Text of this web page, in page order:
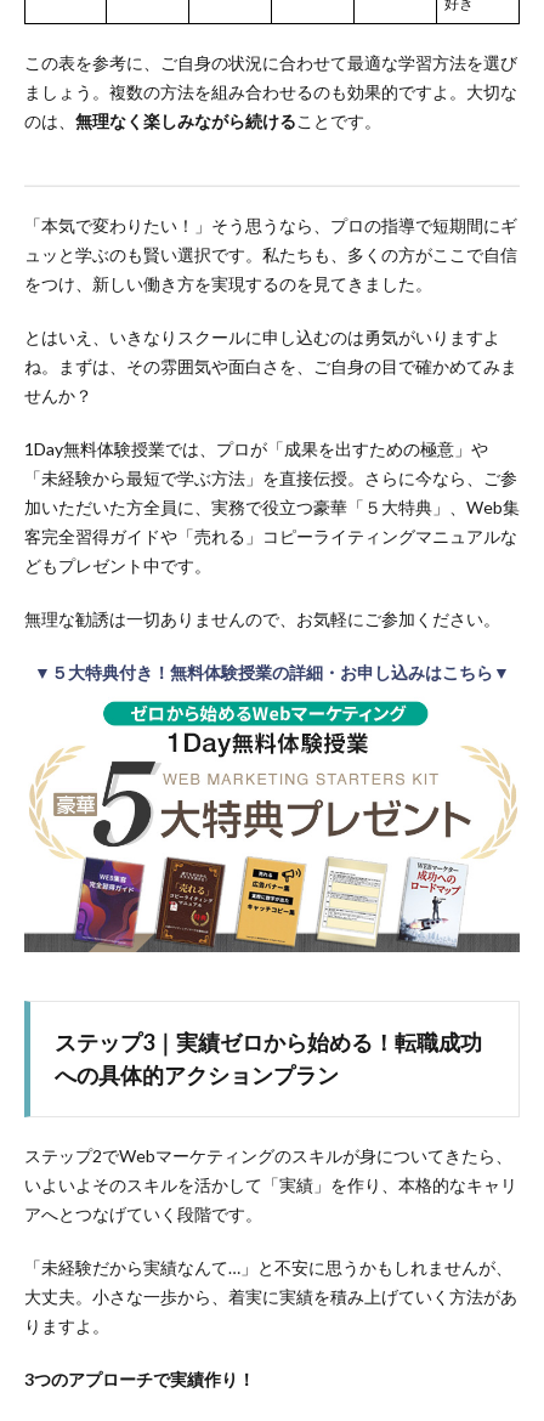
この表を参考に、ご自身の状況に合わせて最適な学習方法を選び
ましょう。複数の方法を組み合わせるのも効果的ですよ。大切な
のは、 無理なく楽しみながら続けることです。
「本気で変わりたい！」そう思うなら、プロの指導で短期間にギ
ュッと学ぶのも賢い選択です。私たちも、多くの方がここで自信
をつけ、新しい働き方を実現するのを見てきました。
とはいえ、いきなりスクールに申し込むのは勇気がいりますよ
ね。まずは、その雰囲気や面白さを、ご自身の目で確かめてみま
せんか？
1Day無料体験授業では、プロが「成果を出すための極意」や
「未経験から最短で学ぶ方法」を直接伝授。さらに今なら、ご参
加いただいた方全員に、実務で役立つ豪華「５大特典」、Web集
客完全習得ガイドや「売れる」コピーライティングマニュアルな
どもプレゼント中です。
無理な勧誘は一切ありませんので、お気軽にご参加ください。
▼５大特典付き！無料体験授業の詳細・お申し込みはこちら▼
ステップ3｜実績ゼロから始める！転職成功
への具体的アクションプラン
ステップ2でWebマーケティングのスキルが身についてきたら、
いよいよそのスキルを活かして「実績」を作り、本格的なキャリ
アへとつなげていく段階です。
「未経験だから実績なんて…」と不安に思うかもしれませんが、
大丈夫。小さな一歩から、着実に実績を積み上げていく方法があ
りますよ。
3つのアプローチで実績作り！